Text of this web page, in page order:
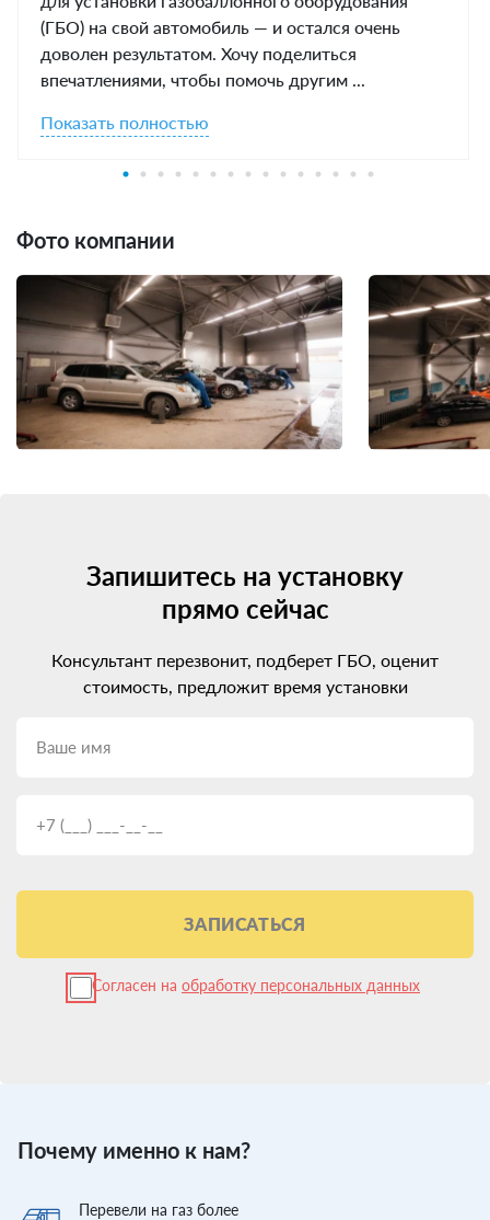
(ГБО) на свой автомобиль — и остался очень
доволен результатом. Хочу поделиться
впечатлениями, чтобы помочь другим ...
Показать полностью
Фото компании
Запишитесь на установку
прямо сейчас
Консультант перезвонит, подберет ГБО, оценит
стоимость, предложит время установки
ЗАПИСАТЬСЯ
Согласен на обработку персональных данных
Почему именно к нам?
Перевели на газ более